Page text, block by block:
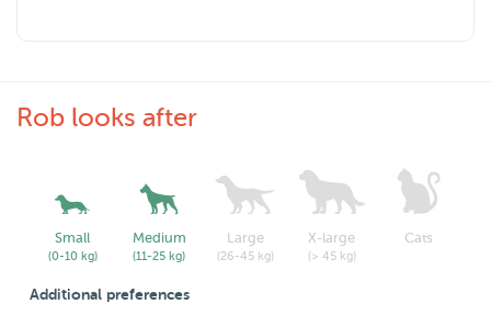
Rob looks after
Small
(0-10 kg)
Medium
(11-25 kg)
Large
(26-45 kg)
X-large
(> 45 kg)
Cats
Additional preferences